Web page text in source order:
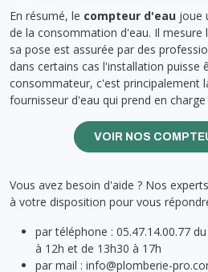
En résumé, le compteur d'eau joue
de la consommation d'eau. Il mesure
sa pose est assurée par des
dans certains cas l'installation puisse
consommateur, c'est principalement
fournisseur d'eau qui prend en
VOIR NOS
Vous avez besoin d'aide ? Nos
à votre disposition pour vous
par téléphone : 05.47.14.00.77
à 12h et de 13h30 à 17h
par mail : info@plomberie-